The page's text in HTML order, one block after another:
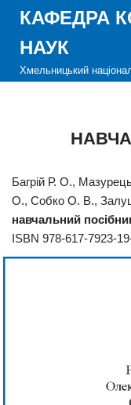
Перейти
вмісту
КАФЕДРА
НАУК
Хмельницький
Багрій Р. О.,
О., Собко О. В.,
навчальний
ISBN 978-617-7923-